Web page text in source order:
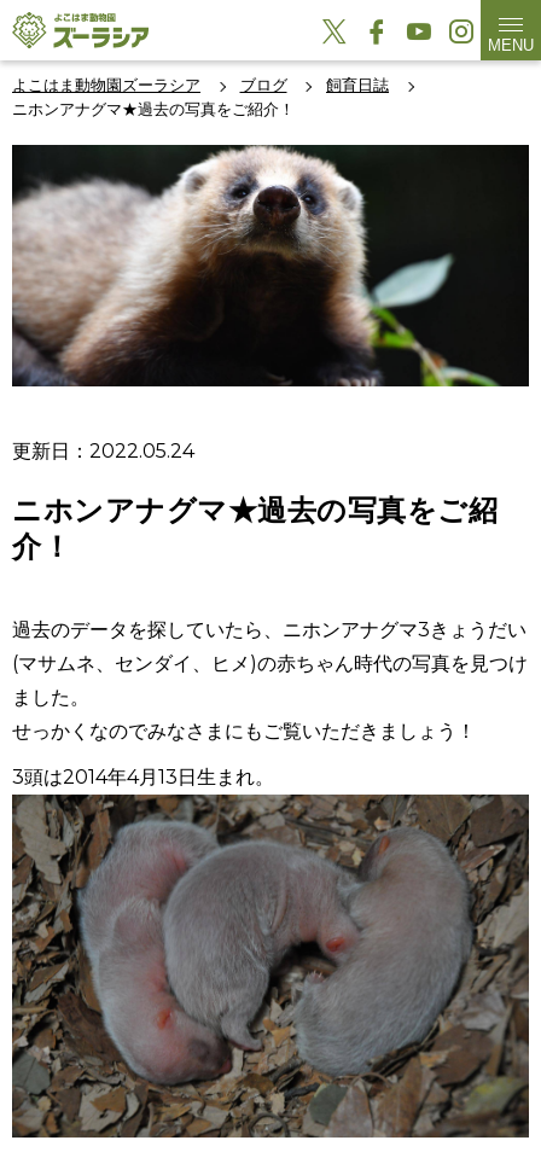
MENU
よこはま動物園ズーラシア ブログ
飼育日誌
ニホンアナグマ★過去の写真をご紹介！
更新日：2022.05.24
ニホンアナグマ★過去の写真をご紹
介！
過去のデータを探していたら、ニホンアナグマ3きょうだい
(マサムネ、センダイ、ヒメ )の赤ちゃん時代の写真を見つけ
ました。
せっかくなのでみなさまにもご覧いただきましょう！
3頭は2014年4月13日生まれ。